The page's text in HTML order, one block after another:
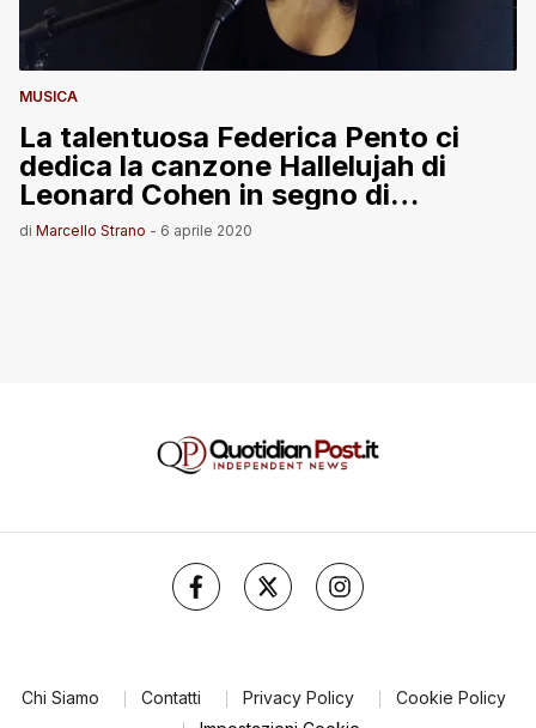
MUSICA
La talentuosa Federica Pento ci
dedica la canzone Hallelujah di
Leonard Cohen in segno di
speranza
di Marcello Strano - 6 aprile 2020
Chi Siamo Contatti Privacy Policy
Cookie Policy